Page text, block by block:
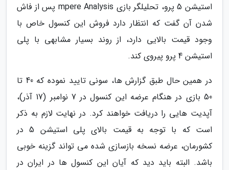
استیشن 5 پرو، تحلیلگر بازی mpere Analysis پس از فاش
شدن آن گفت که انتظار دارد فروش این کنسول خاص با
وجود قیمت بالایی دارد، از روند بسیار مشابهی با پلی
استیشن 4 پرو پیروی کند.
در همین حال طبق گزارش ها، سونی تایید نموده که 40 تا
50 بازی در هنگام عرضه این کنسول در 7 نوامبر (17 آذر)،
آپدیت هایی را دریافت خواهند کرد. در نهایت لازم به ذکر
است که با توجه به قیمت بالای پلی استیشن 5 در
کشورمان، عرضه نسخه بازسازی شده می تواند گزینه خوبی
باشد. البته باید دید که آیان این کنسول ها در ایران در